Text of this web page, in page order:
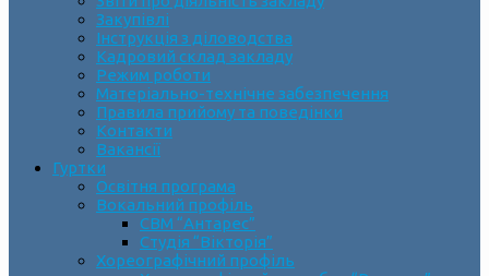
Закупівлі
Інструкція з діловодства
Кадровий склад закладу
Режим роботи
Матеріально-технічне забезпечення
Правила прийому та поведінки
Контакти
Вакансії
Гуртки
Освітня програма
Вокальний профіль
СВМ “Антарес”
Студія “Вікторія”
Хореографічний профіль